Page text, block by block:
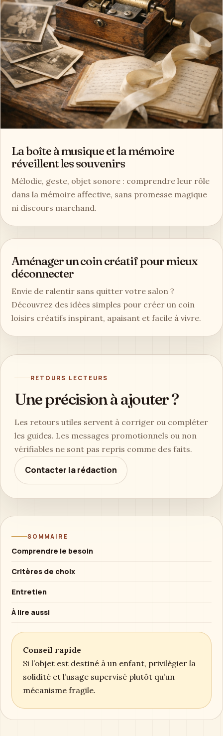
La boîte à musique et la mémoire
réveillent les souvenirs
Mélodie, geste, objet sonore : comprendre leur rôle
dans la mémoire affective, sans promesse magique
ni discours marchand.
Aménager un coin créatif pour mieux
déconnecter
Envie de ralentir sans quitter votre salon ?
Découvrez des idées simples pour créer un coin
loisirs créatifs inspirant, apaisant et facile à vivre.
RETOURS LECTEURS
Une précision à ajouter ?
Les retours utiles servent à corriger ou compléter
les guides. Les messages promotionnels ou non
vérifiables ne sont pas repris comme des faits.
Contacter la rédaction
SOMMAIRE
Comprendre le besoin
Critères de choix
Entretien
À lire aussi
Conseil rapide
Si l’objet est destiné à un enfant, privilégier la
solidité et l’usage supervisé plutôt qu’un
mécanisme fragile.